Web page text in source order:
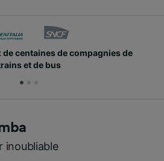
centaines de compagnies de
et de bus
inoubliable